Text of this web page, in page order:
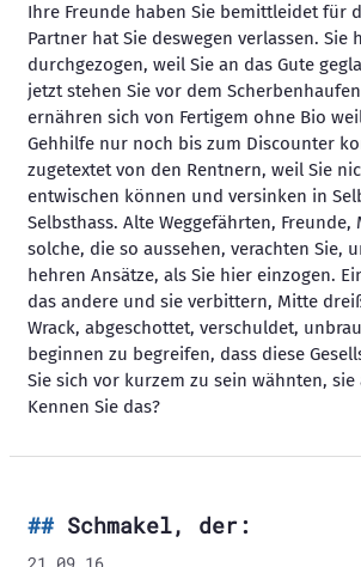
Ihre Freunde haben Sie bemittleidet für
Partner hat Sie deswegen verlassen. Sie
durchgezogen, weil Sie an das Gute
jetzt stehen Sie vor dem
ernähren sich von Fertigem ohne Bio
Gehhilfe nur noch bis zum Discounter
zugetextet von den Rentnern, weil Sie
entwischen können und versinken in
Selbsthass. Alte Weggefährten, Freunde,
solche, die so aussehen, verachten Sie,
hehren Ansätze, als Sie hier einzogen.
das andere und sie verbittern, Mitte
Wrack, abgeschottet, verschuldet,
beginnen zu begreifen, dass diese
Sie sich vor kurzem zu sein wähnten, sie
Kennen Sie das?
Schmakel, der: